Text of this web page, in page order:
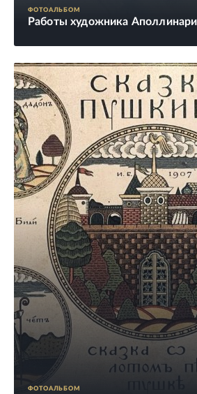
ФОТОАЛЬБОМ
Работы художника
ФОТОАЛЬБОМ